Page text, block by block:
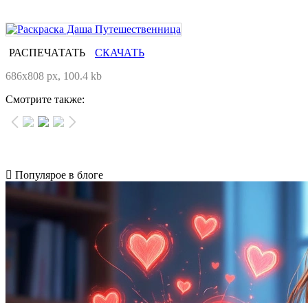
РАСПЕЧАТАТЬ
СКАЧАТЬ
686x808 px, 100.4 kb
Смотрите также:
Популярое в блоге